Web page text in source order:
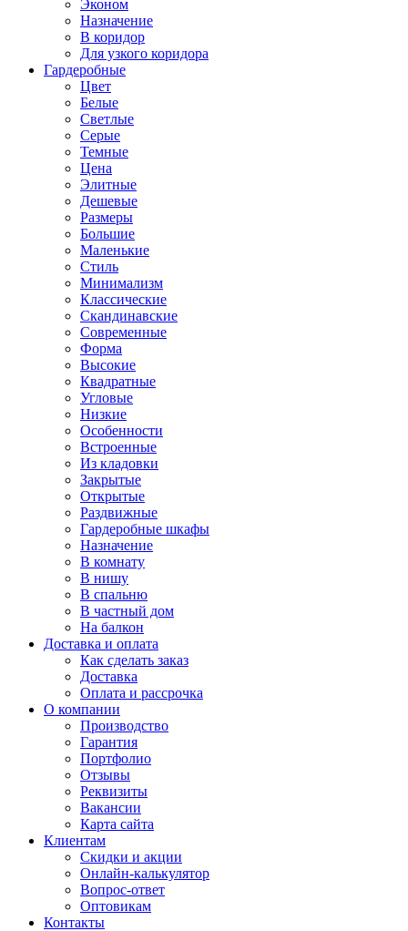
Эконом
Назначение
В коридор
Для узкого коридора
Гардеробные
Цвет
Белые
Светлые
Серые
Темные
Цена
Элитные
Дешевые
Размеры
Большие
Маленькие
Стиль
Минимализм
Классические
Скандинавские
Современные
Форма
Высокие
Квадратные
Угловые
Низкие
Особенности
Встроенные
Из кладовки
Закрытые
Открытые
Раздвижные
Гардеробные шкафы
Назначение
В комнату
В нишу
В спальню
В частный дом
На балкон
Доставка и оплата
Как сделать заказ
Доставка
Оплата и рассрочка
О компании
Производство
Гарантия
Портфолио
Отзывы
Реквизиты
Вакансии
Карта сайта
Клиентам
Скидки и акции
Онлайн-калькулятор
Вопрос-ответ
Оптовикам
Контакты